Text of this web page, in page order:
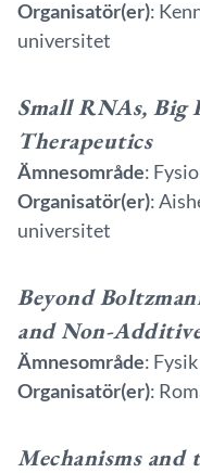
Organisatör(er):
universitet
Small RNAs, Big
Therapeutics
Ämnesområde:
Organisatör(er):
universitet
Beyond
and Non-
Ämnesområde: Fysik
Organisatör(er):
Mechanisms